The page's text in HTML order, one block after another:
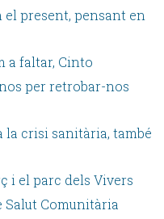
el present, pensant en
a faltar, Cinto
per retrobar-nos
la crisi sanitària, també
i el parc dels Vivers
Salut Comunitària